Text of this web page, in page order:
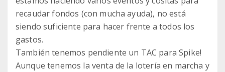
recaudar fondos (con mucha ayuda), no está
siendo suficiente para hacer frente a todos los
gastos.
También tenemos pendiente un TAC para Spike!
Aunque tenemos la venta de la lotería en marcha y